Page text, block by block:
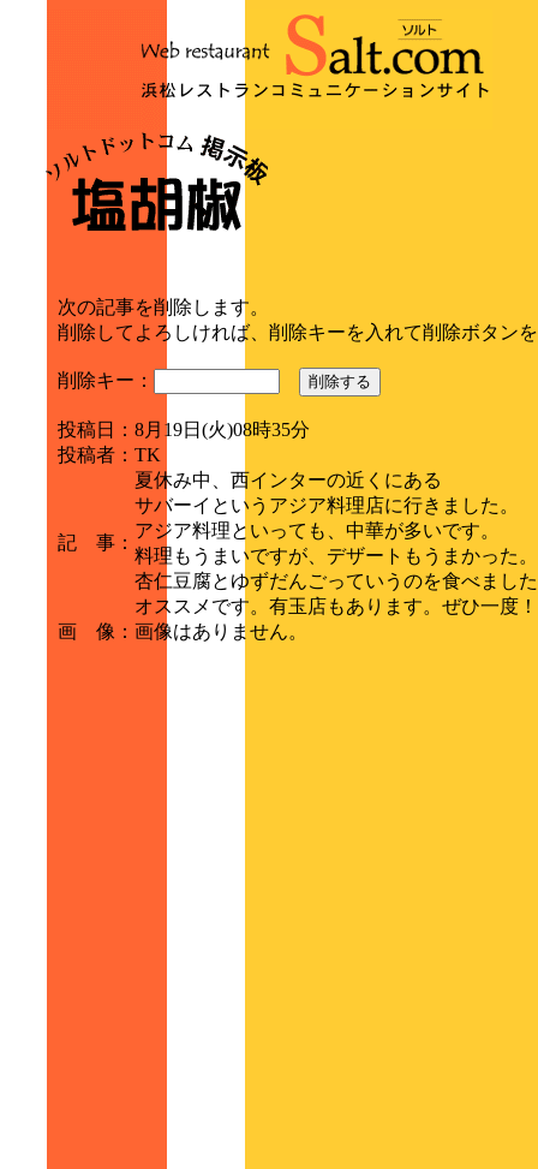
次の記事を削除します。
削除してよろしければ、削除キーを入れて削除ボタン
削除キー： 削除する
投稿日 ： 8月19日(火)08時35分
投稿者 ： TK
記 事 ：
夏休み中、西インターの近くにある
サバーイというアジア料理店に行きました。
アジア料理といっても、中華が多いです。
料理もうまいですが、デザートもうまかった。
杏仁豆腐とゆずだんごっていうのを食べまし
オススメです。有玉店もあります。ぜひ一度！
画 像 ： 画像はありません。